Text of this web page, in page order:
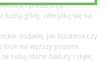
i prezentują.
luźną górę, zdecyduj się na
dodatki, jak biżuteria czy
na wyższy poziom.
sobą różne faktury i style,